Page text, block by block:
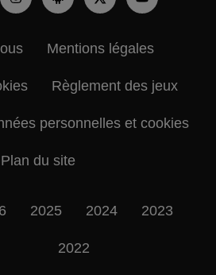
Mentions légales
Règlement des jeux
personnelles et cookies
Plan du site
2025 2024 2023
2022